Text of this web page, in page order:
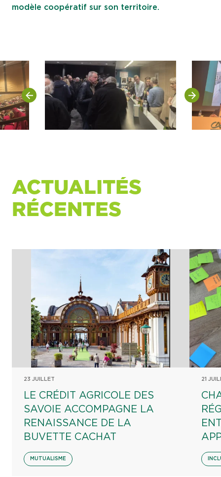
modèle coopératif sur son territoire.
ACTUALITÉS
RÉCENTES
23 JUILLET
LE CRÉDIT AGRICOLE DES
SAVOIE ACCOMPAGNE LA
RENAISSANCE DE LA
BUVETTE CACHAT
MUTUALISME
21